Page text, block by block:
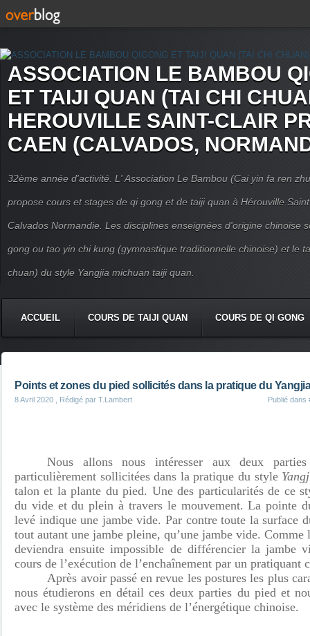
ASSOCIATION LE BAMBOU
ET TAIJI QUAN (TAI CHI
HEROUVILLE SAINT-CLAIR
CAEN (CALVADOS,
32ème année d'activité. L' Association Le Bambou (Cai yin fa ren
propose cours et stages de qi gong et de taiji quan à Hérouville
Calvados Normandie. Les disciplines enseignées d'origine chinoise
gong ou tao yin chi kung (gymnastique traditionnelle chinoise) et le
chuan) du style Yangjia michuan taiji quan.
ACCUEIL COURS DE TAIJI QUAN COURS DE QI GONG
Points et zones du pied sollicités dans la pratique du
8 Avril 2020 , Rédigé par T.Lambert Publié dans
Nous allons nous intéresser aux deux
particulièrement sollicitées dans la pratique du style
talon et la plante du pied. Une des particularités de ce
du vide et du plein à travers le mouvement. La pointe
levé indique une jambe vide. Par contre toute la surface
tout autant une jambe pleine, qu’une jambe vide.
deviendra ensuite impossible de différencier la jambe
cours de l’exécution de l’enchaînement par un pratiquant
Après avoir passé en revue les postures les plus
nous étudierons en détail ces deux parties du pied et
avec le système des méridiens de l’énergétique chinoise.